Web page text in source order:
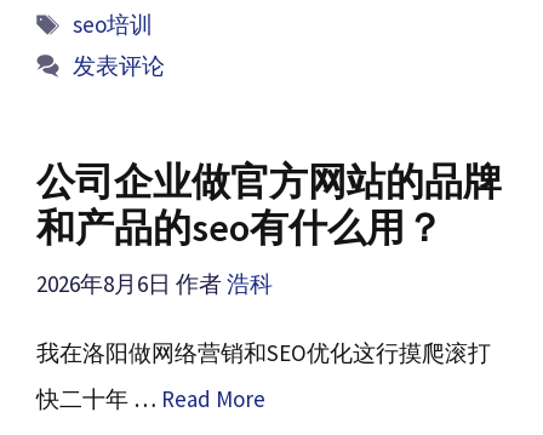
标
签
seo培训
发表评论
公司企业做官方网站的品牌
和产品的seo有什么用？
2026年8月6日 作者浩科
我在洛阳做网络营销和SEO优化这行摸爬滚打
快二十年 … Read More